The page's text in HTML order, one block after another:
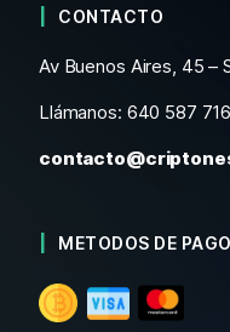
CONTACTO
Av Buenos Aires, 45 –
Llámanos: 640 587 716
METODOS DE PAGO